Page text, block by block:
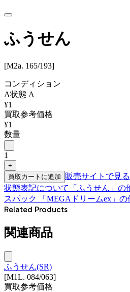
ふうせん
[M2a. 165/193]
コンディション
A状態 A
¥1
買取参考価格
¥1
数量
-
1
+
買取カートに追加
販売サイトで見る
状態表記について
「 ふうせん 」の
スパック 「MEGAドリームex」 の
Related Products
関連商品
ふうせん(SR)
[M1L. 084/063]
買取参考価格